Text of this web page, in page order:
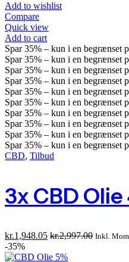
Add to wishlist
Compare
Quick view
Add to cart
Spar35% – kun i en begrænset
Spar35% – kun i en begrænset
Spar35% – kun i en begrænset
Spar35% – kun i en begrænset
Spar35% – kun i en begrænset
Spar35% – kun i en begrænset
Spar35% – kun i en begrænset
Spar35% – kun i en begrænset
Spar35% – kun i en begrænset
Spar35% – kun i en begrænset
CBD, Tilbud
3x CBD Olie
kr.1,948.05 kr.2,997.00 Inkl.
-35%